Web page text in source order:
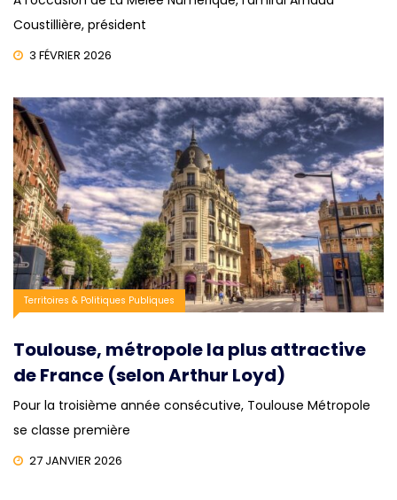
Coustillière, président
3 FÉVRIER 2026
Territoires & Politiques Publiques
Toulouse, métropole la plus attractive
de France (selon Arthur Loyd)
Pour la troisième année consécutive, Toulouse Métropole
se classe première
27 JANVIER 2026